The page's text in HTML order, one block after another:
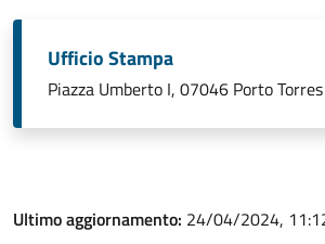
Ufficio Stampa
Piazza Umberto I, 07046 Porto
Ultimo aggiornamento: 24/04/2024,